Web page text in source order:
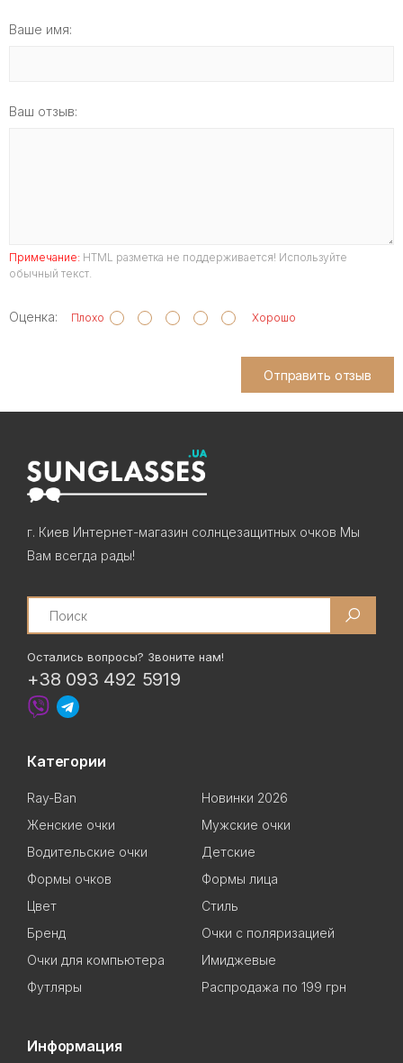
Ваше имя:
Ваш отзыв:
Примечание: HTML разметка не поддерживается! Используйте
обычный текст.
Оценка: Плохо Хорошо
Отправить отзыв
г. Киев Интернет-магазин солнцезащитных очков Мы
Вам всегда рады!
Search
Остались вопросы? Звоните нам!
+38 093 492 5919
Категории
Ray-Ban
Новинки 2026
Женские очки
Мужские очки
Водительские очки
Детские
Формы очков
Формы лица
Цвет
Стиль
Бренд
Очки с поляризацией
Очки для компьютера
Имиджевые
Футляры
Распродажа по 199 грн
Информация